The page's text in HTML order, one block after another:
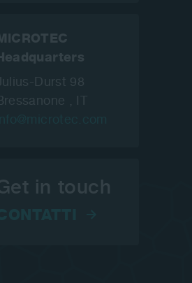
Durst 98
, IT
in touch